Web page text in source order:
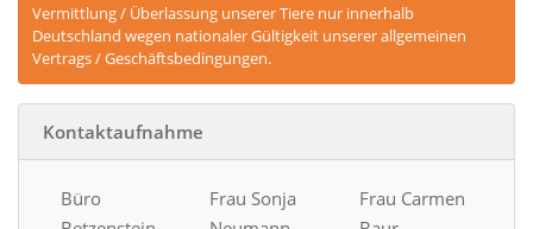
Vermittlung / Überlassung unserer Tiere nur innerhalb
Deutschland wegen nationaler Gültigkeit unserer allgemeinen
Vertrags / Geschäftsbedingungen.
Kontaktaufnahme
Büro
Frau Sonja
Frau Carmen